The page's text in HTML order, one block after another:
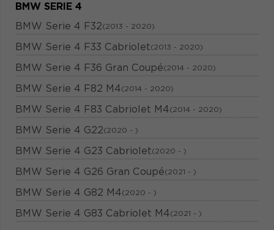
BMW SERIE 4
BMW Serie 4 F32(2013 - 2020)
BMW Serie 4 F33 Cabriolet(2013 - 2020)
BMW Serie 4 F36 Gran Coupé(2014 - 2020)
BMW Serie 4 F82 M4(2014 - 2020)
BMW Serie 4 F83 Cabriolet M4(2014 - 2020)
BMW Serie 4 G22(2020 - )
BMW Serie 4 G23 Cabriolet(2020 - )
BMW Serie 4 G26 Gran Coupé(2021 - )
BMW Serie 4 G82 M4(2020 - )
BMW Serie 4 G83 Cabriolet M4(2021 - )